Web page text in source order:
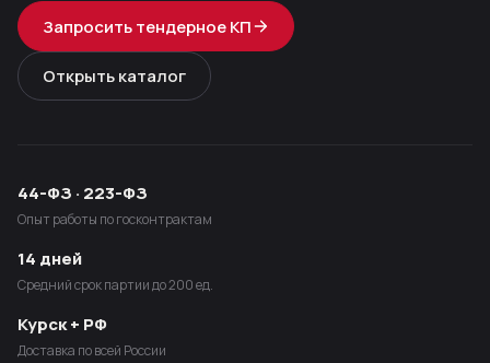
Запросить тендерное КП
Открыть каталог
44-ФЗ · 223-ФЗ
Опыт работы по госконтрактам
14 дней
Средний срок партии до 200 ед.
Курск + РФ
Доставка по всей России